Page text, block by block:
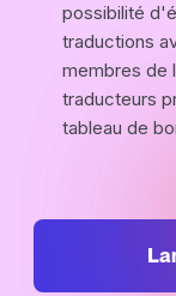
possibilité
traductions
membres de
traducteurs
tableau de